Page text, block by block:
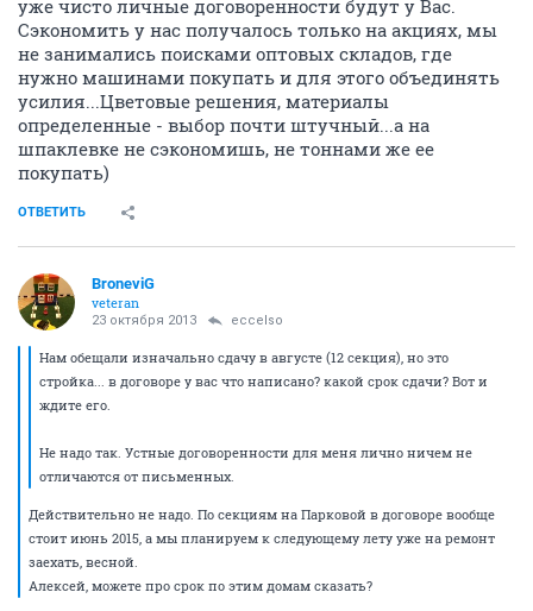
уже чисто личные договоренности будут у Вас.
Сэкономить у нас получалось только на акциях, мы
не занимались поисками оптовых складов, где
нужно машинами покупать и для этого объединять
усилия...Цветовые решения, материалы
определенные - выбор почти штучный...а на
шпаклевке не сэкономишь, не тоннами же ее
покупать)
ОТВЕТИТЬ
BroneviG
veteran
23 октября 2013 eccelso
Нам обещали изначально сдачу в августе (12 секция), но это
стройка... в договоре у вас что написано? какой срок сдачи? Вот и
ждите его.
Не надо так. Устные договоренности для меня лично ничем не
отличаются от письменных.
Действительно не надо. По секциям на Парковой в договоре вообще
стоит июнь 2015, а мы планируем к следующему лету уже на ремонт
заехать, весной.
Алексей, можете про срок по этим домам сказать?